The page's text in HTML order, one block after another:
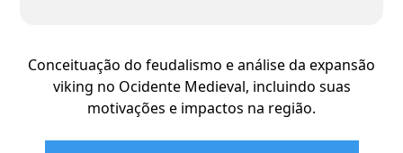
Conceituação do feudalismo e análise da expansão
viking no Ocidente Medieval, incluindo suas
motivações e impactos na região.